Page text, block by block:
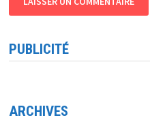
PUBLICITÉ
ARCHIVES